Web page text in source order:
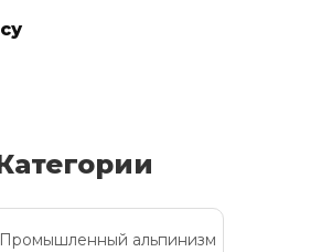
Промышленный альпинизм